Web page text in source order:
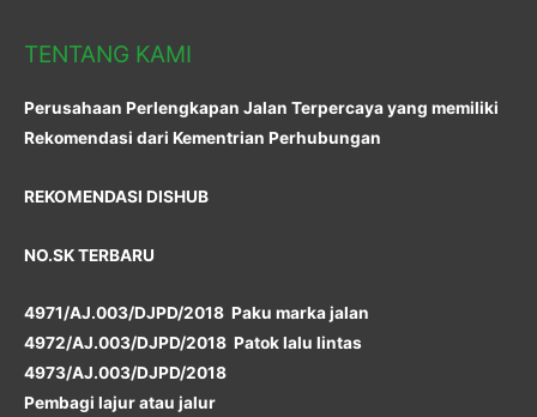
TENTANG KAMI
Perusahaan Perlengkapan Jalan Terpercaya yang memiliki
Rekomendasi dari Kementrian Perhubungan
REKOMENDASI DISHUB
NO.SK TERBARU
4971/AJ.003/DJPD/2018 Paku marka jalan
4972/AJ.003/DJPD/2018 Patok lalu lintas
4973/AJ.003/DJPD/2018
Pembagi lajur atau jalur